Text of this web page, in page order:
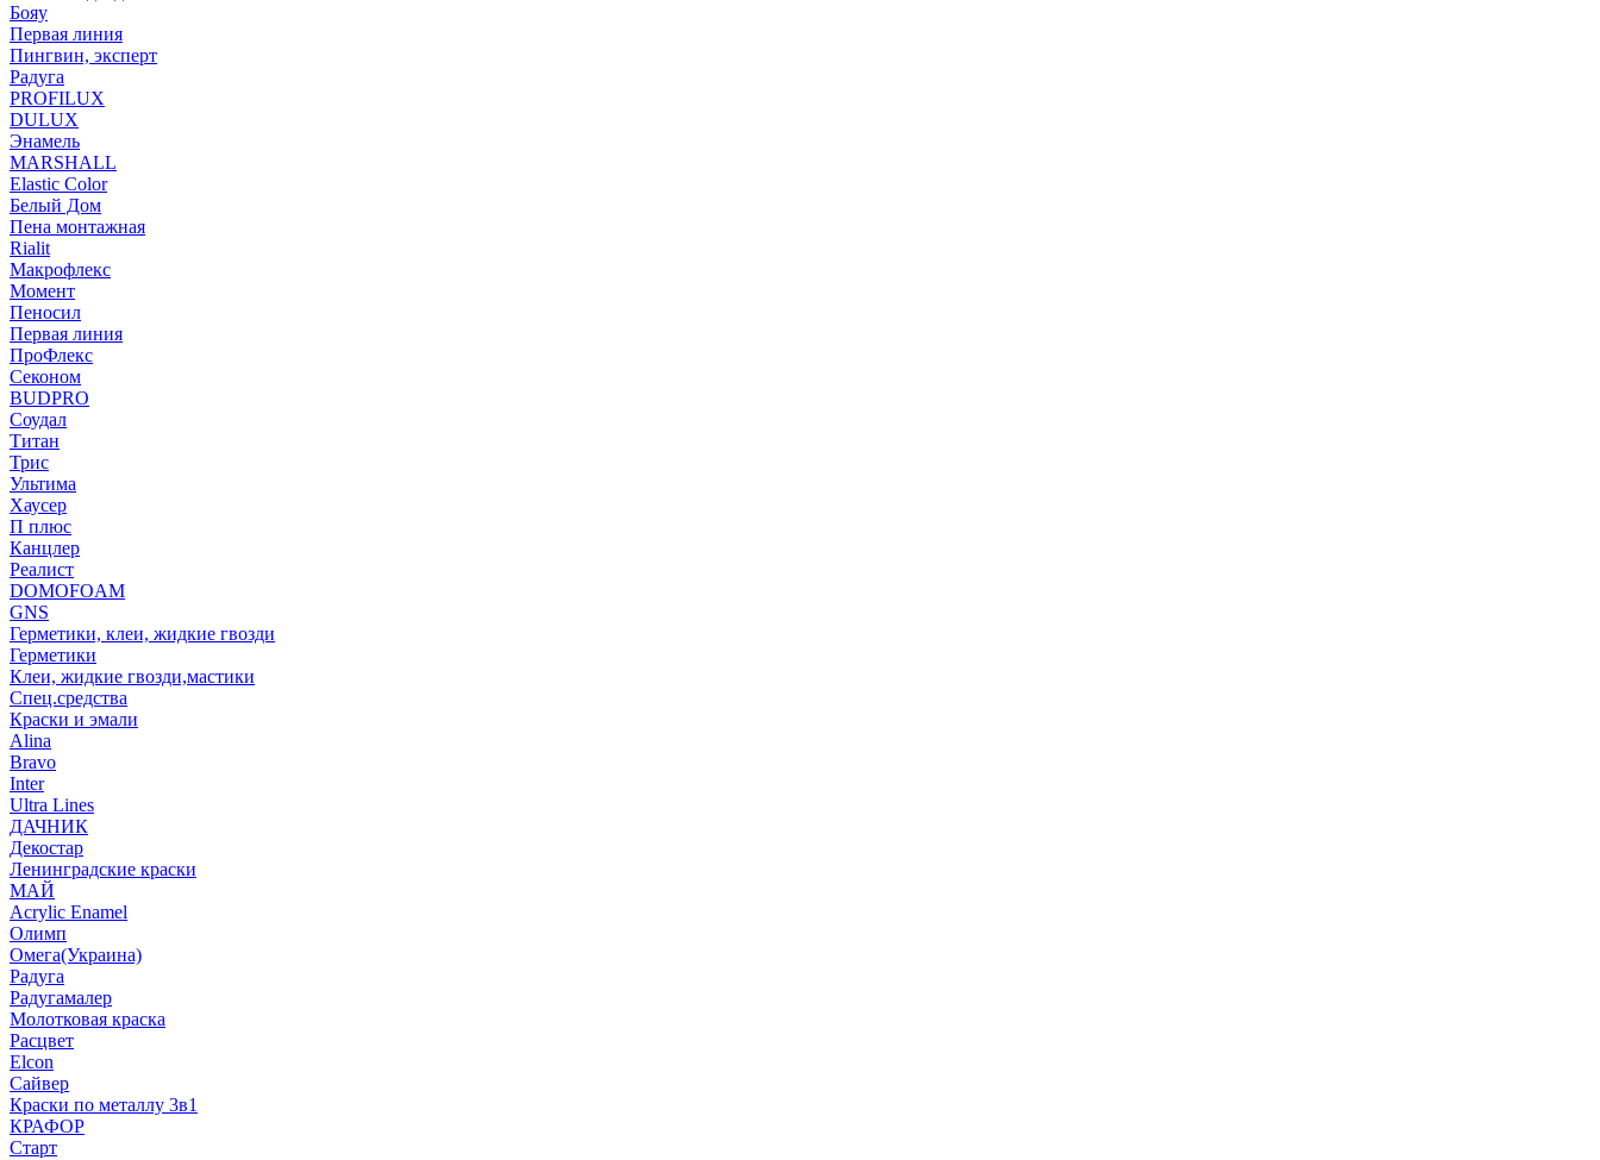
Бояу
Первая линия
Пингвин, эксперт
Радуга
PROFILUX
DULUX
Энамель
MARSHALL
Elastic Color
Белый Дом
Пена монтажная
Rialit
Макрофлекс
Момент
Пеносил
Первая линия
ПроФлекс
Секоном
BUDPRO
Соудал
Титан
Трис
Ультима
Хаусер
П плюс
Канцлер
Реалист
DOMOFOAM
GNS
Герметики, клеи, жидкие гвозди
Герметики
Клеи, жидкие гвозди,мастики
Спец.средства
Краски и эмали
Alina
Bravo
Inter
Ultra Lines
ДАЧНИК
Декостар
Ленинградские краски
МАЙ
Acrylic Enamel
Олимп
Омега(Украина)
Радуга
Радугамалер
Молотковая краска
Расцвет
Elcon
Сайвер
Краски по металлу 3в1
КРАФОР
Старт